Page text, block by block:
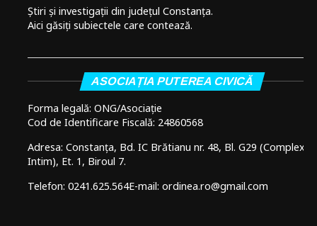
Știri și investigații din județul Constanța.
Aici găsiți subiectele care contează.
ASOCIAȚIA PUTEREA CIVICĂ
Forma legală: ONG/Asociație
Cod de Identificare Fiscală: 24860568
Adresa: Constanța, Bd. IC Brătianu nr. 48, Bl. G29 (Complex
Intim), Et. 1, Biroul 7.
Telefon: 0241.625.564E-mail: ordinea.ro@gmail.com